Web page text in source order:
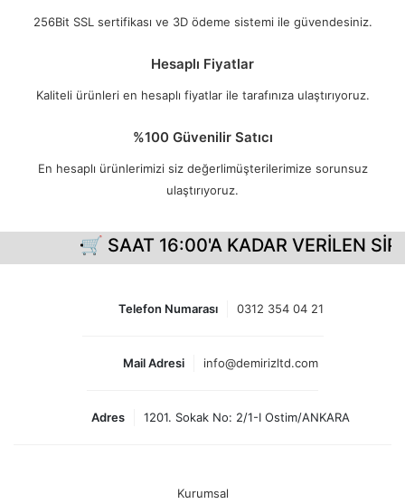
256Bit SSL sertifikası ve 3D ödeme sistemi ile güvendesiniz.
Hesaplı Fiyatlar
Kaliteli ürünleri en hesaplı fiyatlar ile tarafınıza ulaştırıyoruz.
%100 Güvenilir Satıcı
En hesaplı ürünlerimizi siz değerlimüşterilerimize sorunsuz
ulaştırıyoruz.
🛒 SAAT 16:00'A KADAR VERİLEN
Telefon Numarası 0312 354 04 21
Mail Adresi info@demirizltd.com
Adres 1201. Sokak No: 2/1-I Ostim/ANKARA
Kurumsal